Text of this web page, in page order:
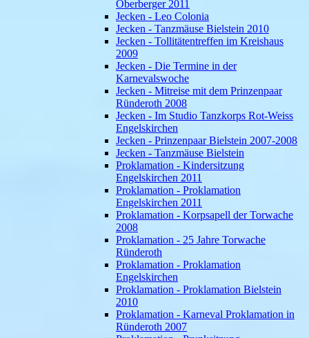
Oberberger 2011
Jecken - Leo Colonia
Jecken - Tanzmäuse Bielstein 2010
Jecken - Tollitätentreffen im Kreishaus
2009
Jecken - Die Termine in der
Karnevalswoche
Jecken - Mitreise mit dem Prinzenpaar
Ründeroth 2008
Jecken - Im Studio Tanzkorps Rot-Weiss
Engelskirchen
Jecken - Prinzenpaar Bielstein 2007-2008
Jecken - Tanzmäuse Bielstein
Proklamation - Kindersitzung
Engelskirchen 2011
Proklamation - Proklamation
Engelskirchen 2011
Proklamation - Korpsapell der Torwache
2008
Proklamation - 25 Jahre Torwache
Ründeroth
Proklamation - Proklamation
Engelskirchen
Proklamation - Proklamation Bielstein
2010
Proklamation - Karneval Proklamation in
Ründeroth 2007